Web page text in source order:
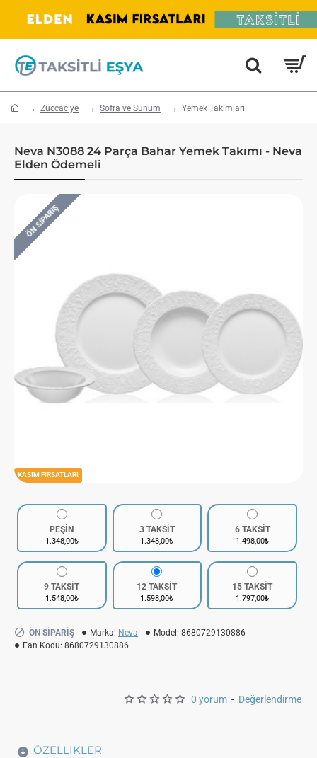
home Züccaciye Sofra ve Sunum Yemek Takımları
Neva N3088 24 Parça Bahar Yemek Takımı - Neva
Elden Ödemeli
KASIM FIRSATLARI
ÖN SIPARIŞ
0 yorum - Değerlendirme
PEŞİN
1.348,00₺
3 TAKSİT
1.348,00₺
6 TAKSİT
1.498,00₺
9 TAKSİT
1.548,00₺
12 TAKSİT
1.598,00₺
15 TAKSİT
1.797,00₺
ÖN SIPARIŞ Marka: Neva Model: 8680729130886
Ean Kodu: 8680729130886
ÖZELLIKLER